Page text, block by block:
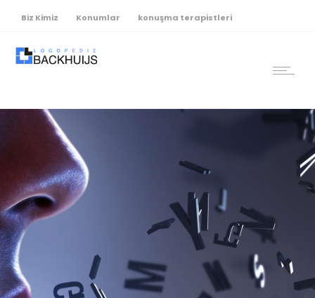
Biz Kimiz Konumlar konuşma terapistleri
Fiyat:% s Randevu al